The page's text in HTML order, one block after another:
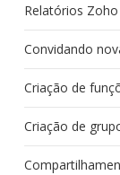
Relatórios
Convidando
Criação de
Criação de